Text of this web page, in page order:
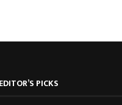
EDITOR’S PICKS